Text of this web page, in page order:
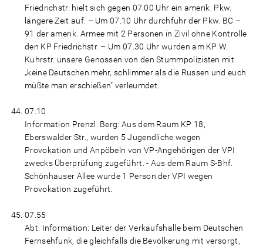
Friedrichstr. hielt sich gegen 07.00 Uhr ein amerik. Pkw.
längere Zeit auf. – Um 07.10 Uhr durchfuhr der Pkw. BC –
91 der amerik. Armee mit 2 Personen in Zivil ohne Kontrolle
den KP Friedrichstr. – Um 07.30 Uhr wurden am KP W.
Kuhrstr. unsere Genossen von den Stummpolizisten mit
„keine Deutschen mehr, schlimmer als die Russen und euch
müßte man erschießen" verleumdet.
07.10
Information Prenzl. Berg: Aus dem Raum KP 18,
Eberswalder Str., wurden 5 Jugendliche wegen
Provokation und Anpöbeln von VP-Angehörigen der VPI
zwecks Überprüfung zugeführt. - Aus dem Raum S-Bhf.
Schönhauser Allee wurde 1 Person der VPI wegen
Provokation zugeführt.
07.55
Abt. Information: Leiter der Verkaufshalle beim Deutschen
Fernsehfunk, die gleichfalls die Bevölkerung mit versorgt,